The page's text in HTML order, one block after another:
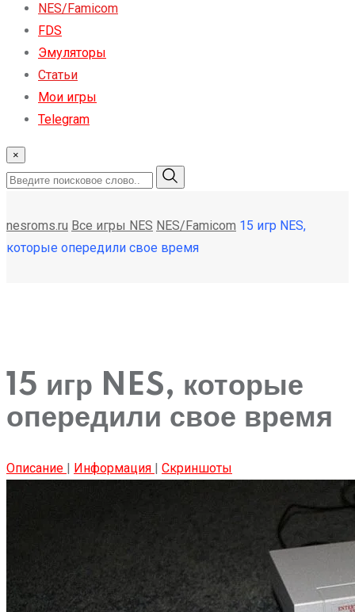
NES/Famicom
FDS
Эмуляторы
Статьи
Мои игры
Telegram
×
nesroms.ru Все игры NES NES/Famicom 15 игр NES,
которые опередили свое время
15 игр NES, которые
опередили свое время
Описание | Информация | Скриншоты